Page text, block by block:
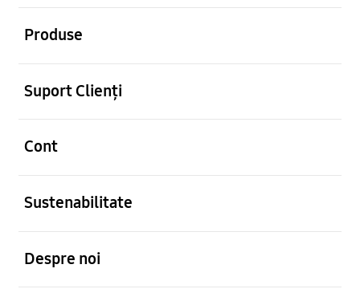
Produse
Suport Clienți
Cont
Sustenabilitate
Despre noi